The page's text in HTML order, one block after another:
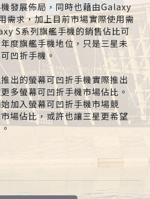
發展佈局，同時也藉由Galaxy
需求，加上目前市場實際使用需
S系列旗艦手機的銷售佔比可
度旗艦手機地位，只是三星未
凹折手機。
出的螢幕可凹折手機實際推出
多螢幕可凹折手機市場佔比。
加入螢幕可凹折手機市場競
場佔比，或許也讓三星更希望